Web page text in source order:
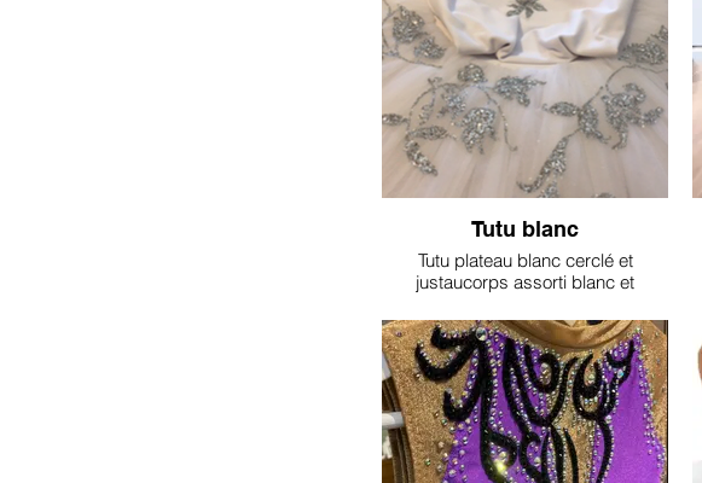
Tutu blanc
Tutu plateau blanc cerclé et
justaucorps assorti blanc et